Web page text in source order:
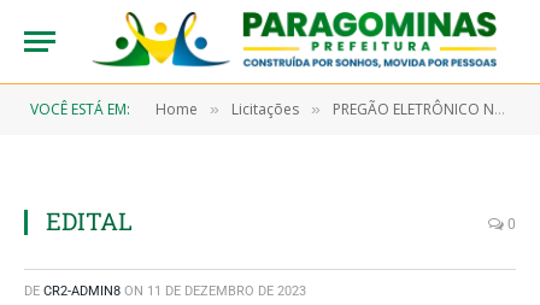
VOCÊ ESTÁ EM: Home » Licitações » PREGÃO ELETRÔNICO N° 9/2022-00100-SRP (AQUISIÇÃO DE MATERIAIS DE CONSUMO (UNIFORMES TECIDOS E AVIAMENTOS, MATERIAL DE LIMPEZA E PRODUTOS DE HIGIENIZAÇÃO E MATERIAL DE CAMA, MESA E BANHO) PARA SEREM UTILIZADOS NA CONCESSÃO DO BENEFÍCIO EVENTUAL AUXILIO NATALIDADE, NO FORMATO DE KIT ENXOVAL)
EDITAL 0
DE CR2-ADMIN8 ON 11 DE DEZEMBRO DE 2023